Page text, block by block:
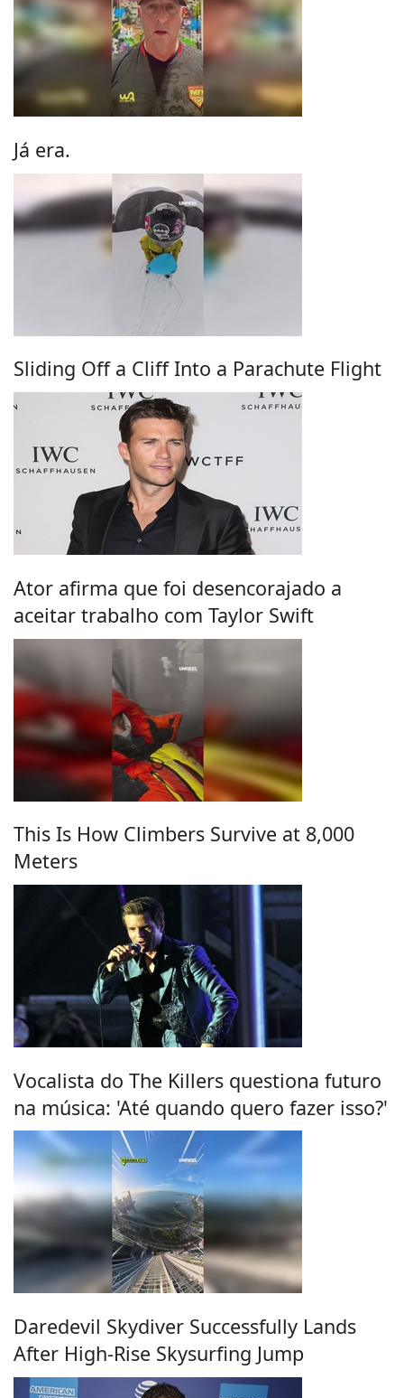
Já era.
Sliding Off a Cliff Into a Parachute Flight
Ator afirma que foi desencorajado a
aceitar trabalho com Taylor Swift
This Is How Climbers Survive at 8,000
Meters
Vocalista do The Killers questiona futuro
na música: 'Até quando quero fazer isso?'
Daredevil Skydiver Successfully Lands
After High-Rise Skysurfing Jump